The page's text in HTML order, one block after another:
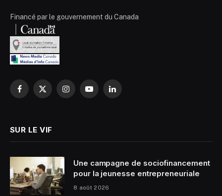
Financé par le gouvernement du Canada
Facebook
X
InstagramYouTubeLinkedIn
SUR LE VIF
Une campagne de sociofinancement
pour la jeunesse entrepreneuriale
8 août 2026